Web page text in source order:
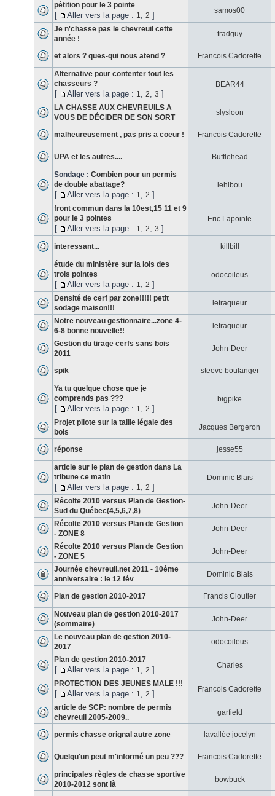
pétition pour le 3 pointe
[ Aller vers la page : 1, 2 ] samos00
Je n'chasse pas le chevreuil cette
année !
tradguy
et alors ? ques-qui nous atend ? Francois Cadorette
Alternative pour contenter tout les
chasseurs ?
[ Aller vers la page : 1, 2, 3 ]
BEAR44
LA CHASSE AUX CHEVREUILS A
VOUS DE DÉCIDER DE SON SORT
slysloon
malheureusement , pas pris a coeur ! Francois Cadorette
UPA et les autres.... Bufflehead
Sondage : Combien pour un permis
de double abattage?
[ Aller vers la page : 1, 2 ]
lehibou
front commun dans la 10est,15 11 et 9
pour le 3 pointes
[ Aller vers la page : 1, 2, 3 ]
Eric Lapointe
interessant... killbill
étude du ministère sur la lois des
trois pointes
[ Aller vers la page : 1, 2 ]
odocoileus
Densité de cerf par zone!!!!! petit
sodage maison!!!
letraqueur
Notre nouveau gestionnaire...zone 4-
6-8 bonne nouvelle!!
letraqueur
Gestion du tirage cerfs sans bois
2011
John-Deer
spik steeve boulanger
Ya tu quelque chose que je
comprends pas ???
[ Aller vers la page : 1, 2 ]
bigpike
Projet pilote sur la taille légale des
bois
Jacques Bergeron
réponse jesse55
article sur le plan de gestion dans La
tribune ce matin
[ Aller vers la page : 1, 2 ]
Dominic Blais
Récolte 2010 versus Plan de Gestion-
Sud du Québec(4,5,6,7,8)
John-Deer
Récolte 2010 versus Plan de Gestion
- ZONE 8
John-Deer
Récolte 2010 versus Plan de Gestion
- ZONE 5
John-Deer
Journée chevreuil.net 2011 - 10ème
anniversaire : le 12 fév
Dominic Blais
Plan de gestion 2010-2017 Francis Cloutier
Nouveau plan de gestion 2010-2017
(sommaire)
John-Deer
Le nouveau plan de gestion 2010-
2017
odocoileus
Plan de gestion 2010-2017
[ Aller vers la page : 1, 2 ] Charles
PROTECTION DES JEUNES MALE !!!
[ Aller vers la page : 1, 2 ] Francois Cadorette
article de SCP: nombre de permis
chevreuil 2005-2009..
garfield
permis chasse orignal autre zone lavallée jocelyn
Quelqu'un peut m'informé un peu ??? Francois Cadorette
principales règles de chasse sportive
2010-2012 sont là
bowbuck